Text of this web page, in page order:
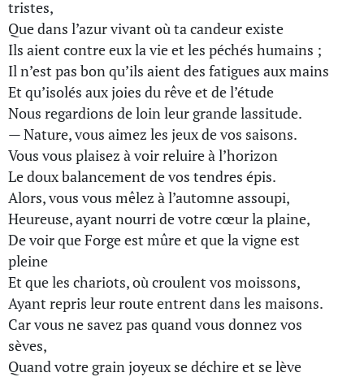
tristes,
Que dans l’azur vivant où ta candeur existe
Ils aient contre eux la vie et les péchés humains ;
Il n’est pas bon qu’ils aient des fatigues aux mains
Et qu’isolés aux joies du rêve et de l’étude
Nous regardions de loin leur grande lassitude.
— Nature, vous aimez les jeux de vos saisons.
Vous vous plaisez à voir reluire à l’horizon
Le doux balancement de vos tendres épis.
Alors, vous vous mêlez à l’automne assoupi,
Heureuse, ayant nourri de votre cœur la plaine,
De voir que Forge est mûre et que la vigne est
pleine
Et que les chariots, où croulent vos moissons,
Ayant repris leur route entrent dans les maisons.
Car vous ne savez pas quand vous donnez vos
sèves,
Quand votre grain joyeux se déchire et se lève